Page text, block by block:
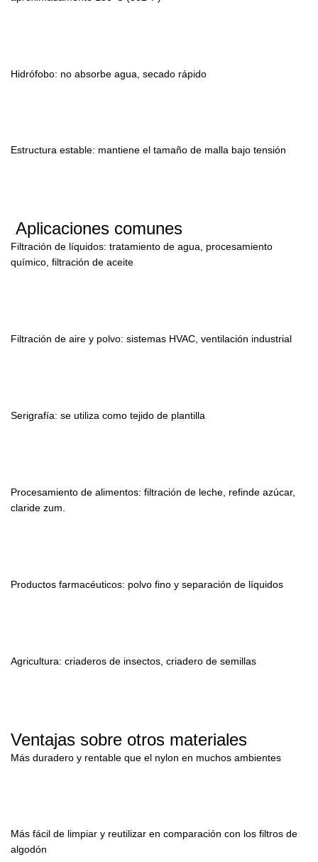
Hidrófobo: no absorbe agua, secado rápido
Estructura estable: mantiene el tamaño de malla bajo tensión
Aplicaciones comunes
Filtración de líquidos: tratamiento de agua, procesamiento
químico, filtración de aceite
Filtración de aire y polvo: sistemas HVAC, ventilación industrial
Serigrafía: se utiliza como tejido de plantilla
Procesamiento de alimentos: filtración de leche, refinde azúcar,
claride zum.
Productos farmacéuticos: polvo fino y separación de líquidos
Agricultura: criaderos de insectos, criadero de semillas
Ventajas sobre otros materiales
Más duradero y rentable que el nylon en muchos ambientes
Más fácil de limpiar y reutilizar en comparación con los filtros de
algodón